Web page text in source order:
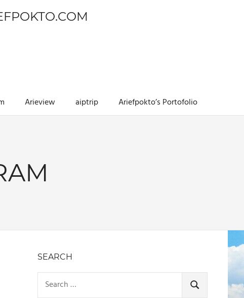
Arieview aiptrip Ariefpokto’s Portofolio
SEARCH
Search
for:
SEARCH